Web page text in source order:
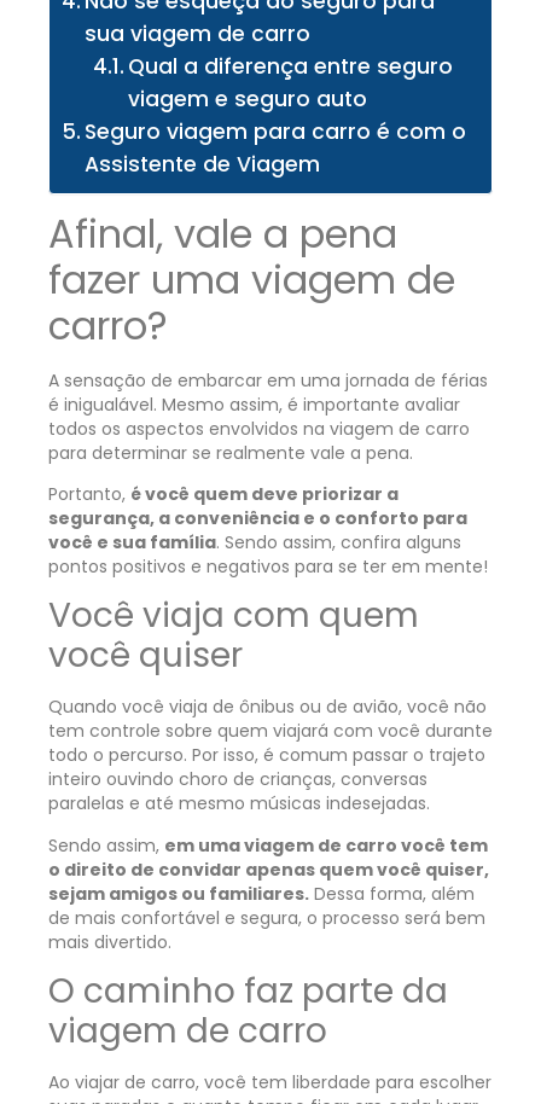
sua viagem de carro
Qual a diferença entre seguro
viagem e seguro auto
Seguro viagem para carro é com o
Assistente de Viagem
Afinal, vale a pena
fazer uma viagem de
carro?
A sensação de embarcar em uma jornada de férias
é inigualável. Mesmo assim, é importante avaliar
todos os aspectos envolvidos na viagem de carro
para determinar se realmente vale a pena.
Portanto, é você quem deve priorizar a
segurança, a conveniência e o conforto para
você e sua família. Sendo assim, confira alguns
pontos positivos e negativos para se ter em mente!
Você viaja com quem
você quiser
Quando você viaja de ônibus ou de avião, você não
tem controle sobre quem viajará com você durante
todo o percurso. Por isso, é comum passar o trajeto
inteiro ouvindo choro de crianças, conversas
paralelas e até mesmo músicas indesejadas.
Sendo assim, em uma viagem de carro você tem
o direito de convidar apenas quem você quiser,
sejam amigos ou familiares. Dessa forma, além
de mais confortável e segura, o processo será bem
mais divertido.
O caminho faz parte da
viagem de carro
Ao viajar de carro, você tem liberdade para escolher